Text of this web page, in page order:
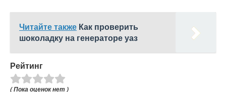
Читайте также Как проверить
шоколадку на генераторе уаз
Рейтинг
( Пока оценок нет )